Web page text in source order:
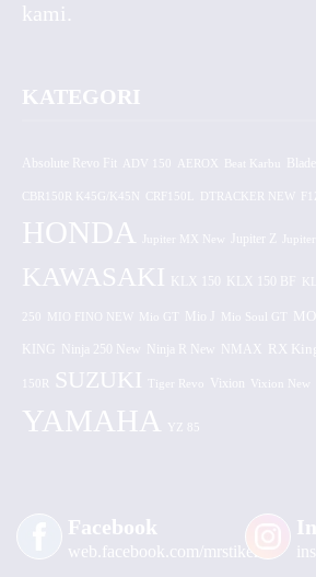
kami.
KATEGORI
Absolute Revo Fit ADV 150 AEROX
CBR150R K45G/K45N CRF150L DTRACKER NEW
HONDA Jupiter MX New Jupiter Z
KAWASAKI KLX 150 KLX 150 BF
250 MIO FINO NEW Mio GT Mio J Mio Soul GT
KING Ninja 250 New Ninja R New NMAX RX
150R SUZUKI Tiger Revo Vixion Vixion New
YAMAHA YZ 85
Facebook
web.facebook.com/mrstiker